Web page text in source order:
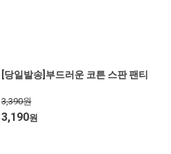
[당일발송]부드러운 코튼 스판 팬티
3,390원
3,190원